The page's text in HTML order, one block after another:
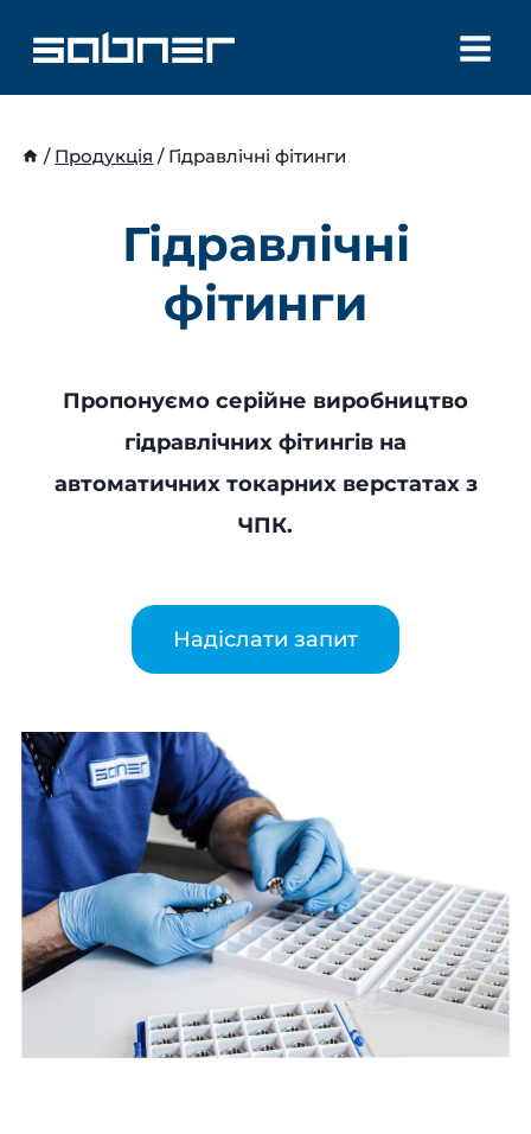
вмісту
/ Продукція / Гідравлічні фітинги
Гідравлічні
фітинги
Пропонуємо серійне виробництво
гідравлічних фітингів на
автоматичних токарних верстатах з
ЧПК.
Надіслати запит